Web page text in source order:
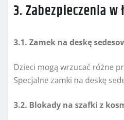
3. Zabezpieczenia w
3.1. Zamek na deskę
Dzieci mogą wrzucać różne
Specjalne zamki na deskę
3.2. Blokady na szafki z